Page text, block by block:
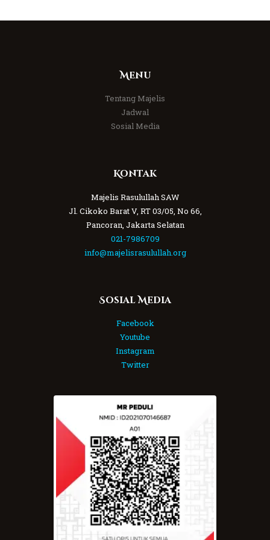
Menu
Tentang Majelis
Jadwal
Sosial Media
Kontak
Majelis Rasulullah SAW
Jl. Cikoko Barat V, RT 03/05, No 66,
Pancoran, Jakarta Selatan
021-7986709
info@majelisrasulullah.org
Sosial Media
Facebook
Youtube
Instagram
Twitter